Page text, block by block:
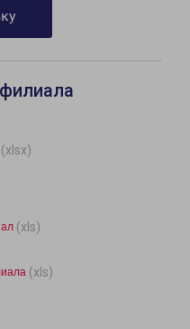
(xlsx)
(xls)
(xls)